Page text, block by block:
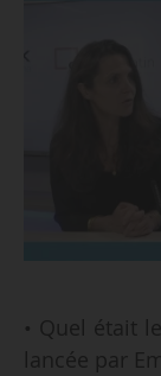
• Quel était
lancée par